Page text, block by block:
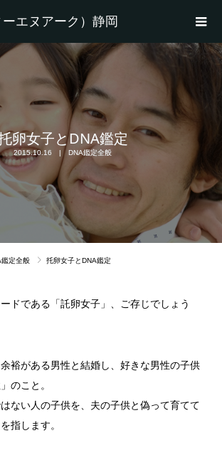
エヌアーク）静岡
卵女子とDNA鑑定
2015.10.16 DNA鑑定全般
鑑定全般 托卵女子とDNA鑑定
ドである「託卵女子」、ご存じでしょう
裕がある男性と結婚し、好きな男性の子供
のこと。
ない人の子供を、夫の子供と偽って育てて
指します。